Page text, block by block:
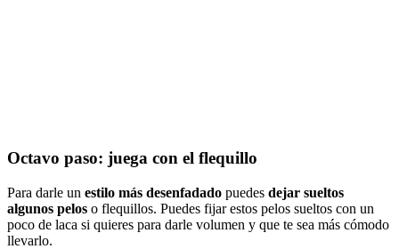
Octavo paso: juega con el flequillo
Para darle un estilo más desenfadado puedes dejar sueltos
algunos pelos o flequillos. Puedes fijar estos pelos sueltos con un
poco de laca si quieres para darle volumen y que te sea más cómodo
llevarlo.